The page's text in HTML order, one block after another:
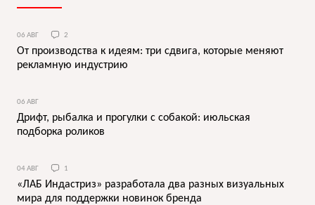
06 АВГ 2
От производства к идеям: три сдвига, которые меняют
рекламную индустрию
06 АВГ
Дрифт, рыбалка и прогулки с собакой: июльская
подборка роликов
04 АВГ 1
«ЛАБ Индастриз» разработала два разных визуальных
мира для поддержки новинок бренда